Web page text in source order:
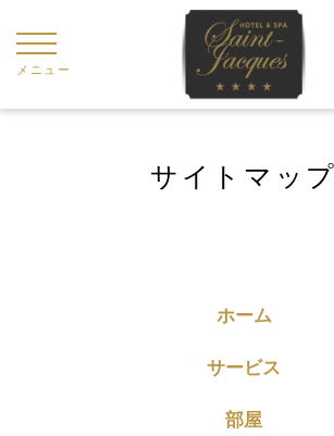
メニュー
サイトマップ
ホーム
サービス
部屋
クッキー利用の管理について